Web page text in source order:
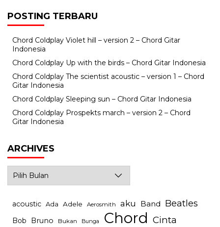
POSTING TERBARU
Chord Coldplay Violet hill – version 2 – Chord Gitar
Indonesia
Chord Coldplay Up with the birds – Chord Gitar Indonesia
Chord Coldplay The scientist acoustic – version 1 – Chord
Gitar Indonesia
Chord Coldplay Sleeping sun – Chord Gitar Indonesia
Chord Coldplay Prospekts march – version 2 – Chord
Gitar Indonesia
ARCHIVES
acoustic Ada Adele Aerosmith aku Band Beatles
Bob Bruno Bukan Bunga Chord Cinta